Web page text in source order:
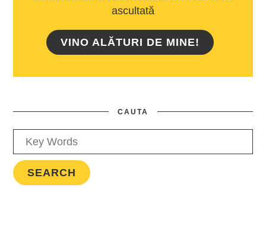
ascultată
VINO ALĂTURI DE MINE!
CAUTA